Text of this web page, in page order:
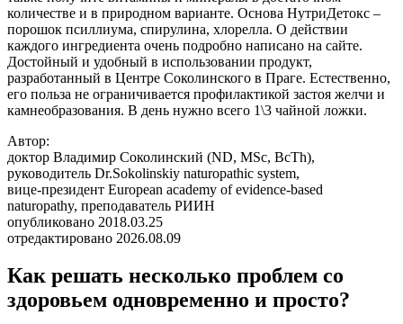
количестве и в природном варианте. Основа НутриДетокс –
порошок псиллиума, спирулина, хлорелла. О действии
каждого ингредиента очень подробно написано на сайте.
Достойный и удобный в использовании продукт,
разработанный в Центре Соколинского в Праге. Естественно,
его польза не ограничивается профилактикой застоя желчи и
камнеобразования. В день нужно всего 1\3 чайной ложки.
Автор:
доктор Владимир Соколинский (ND, MSc, BcTh),
руководитель Dr.Sokolinskiy naturopathic system,
вице-президент European academy of evidence-based
naturopathy, преподаватель РИИН
опубликовано 2018.03.25
отредактировано 2026.08.09
Как решать несколько проблем со
здоровьем одновременно и просто?